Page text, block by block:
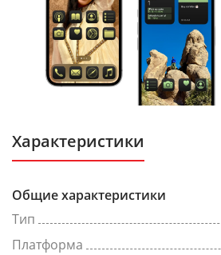
Характеристики
Общие характеристики
Тип
Платформа